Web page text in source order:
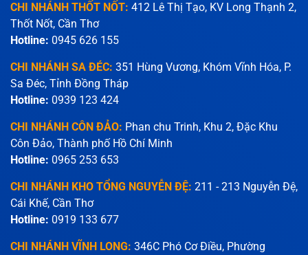
CHI NHÁNH THỐT NỐT: 412 Lê Thị Tạo, KV Long Thạnh 2,
Thốt Nốt, Cần Thơ
Hotline: 0945 626 155
CHI NHÁNH SA ĐÉC: 351 Hùng Vương, Khóm Vĩnh Hóa, P.
Sa Đéc, Tỉnh Đồng Tháp
Hotline: 0939 123 424
CHI NHÁNH CÔN ĐẢO: Phan chu Trinh, Khu 2, Đặc Khu
Côn Đảo, Thành phố Hồ Chí Minh
Hotline: 0965 253 653
CHI NHÁNH KHO TỔNG NGUYỄN ĐỆ: 211 - 213 Nguyễn Đệ,
Cái Khế, Cần Thơ
Hotline: 0919 133 677
CHI NHÁNH VĨNH LONG: 346C Phó Cơ Điều, Phường